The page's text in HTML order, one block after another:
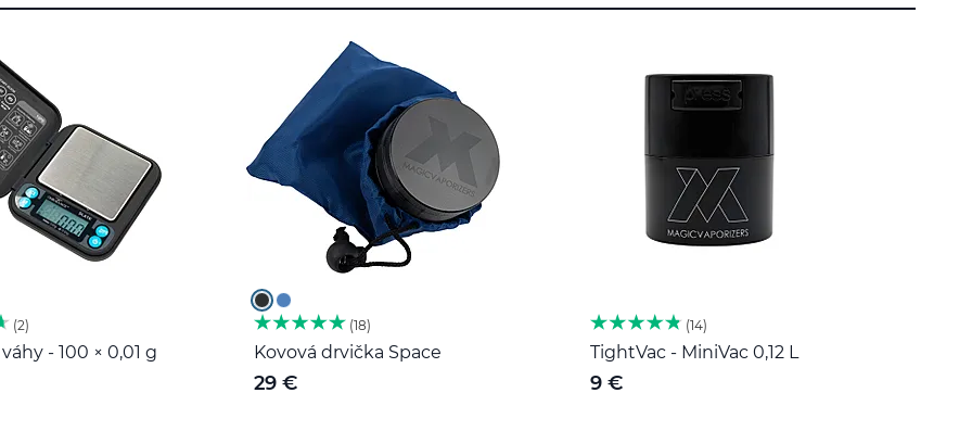
2
- 100 × 0,01 g
18
Kovová drvička Space
29 €
14
TightVac - MiniVac 0,12 L
9 €